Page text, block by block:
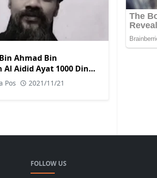
Ahmad Bin
Aidid Ayat 1000 Dinar
Pos 2021/11/21
FOLLOW US